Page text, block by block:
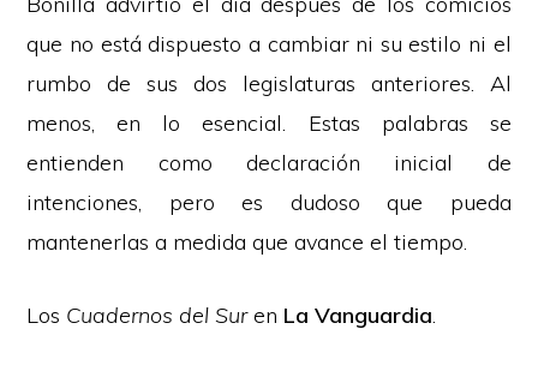
que no está dispuesto a cambiar ni su estilo ni el
rumbo de sus dos legislaturas anteriores. Al
menos, en lo esencial. Estas palabras se
entienden como declaración inicial de
intenciones, pero es dudoso que pueda
mantenerlas a medida que avance el tiempo.
Los Cuadernos del Suren La Vanguardia.